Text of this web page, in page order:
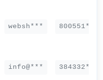
websh*** 800551***
info@*** 384332***